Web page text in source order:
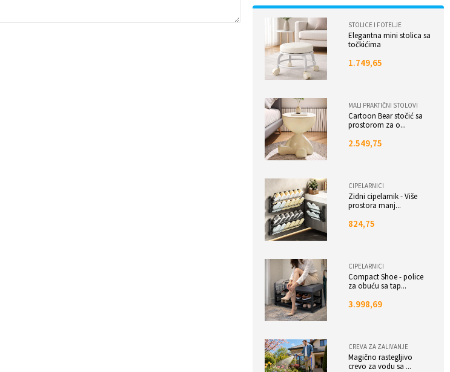
STOLICE I FOTELJE
Elegantna mini stolica sa
točkićima
1.749,65
MALI PRAKTIČNI STOLOVI
Cartoon Bear stočić sa
prostorom za o...
2.549,75
CIPELARNICI
Zidni cipelarnik - Više
prostora manj...
824,75
CIPELARNICI
Compact Shoe - police
za obuću sa tap...
3.998,69
CREVA ZA ZALIVANJE
Magično rastegljivo
crevo za vodu sa ...